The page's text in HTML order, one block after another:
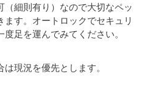
（細則有り）なので大切なペッ
ます。オートロックでセキュリ
足を運んでみてください。
現況を優先とします。